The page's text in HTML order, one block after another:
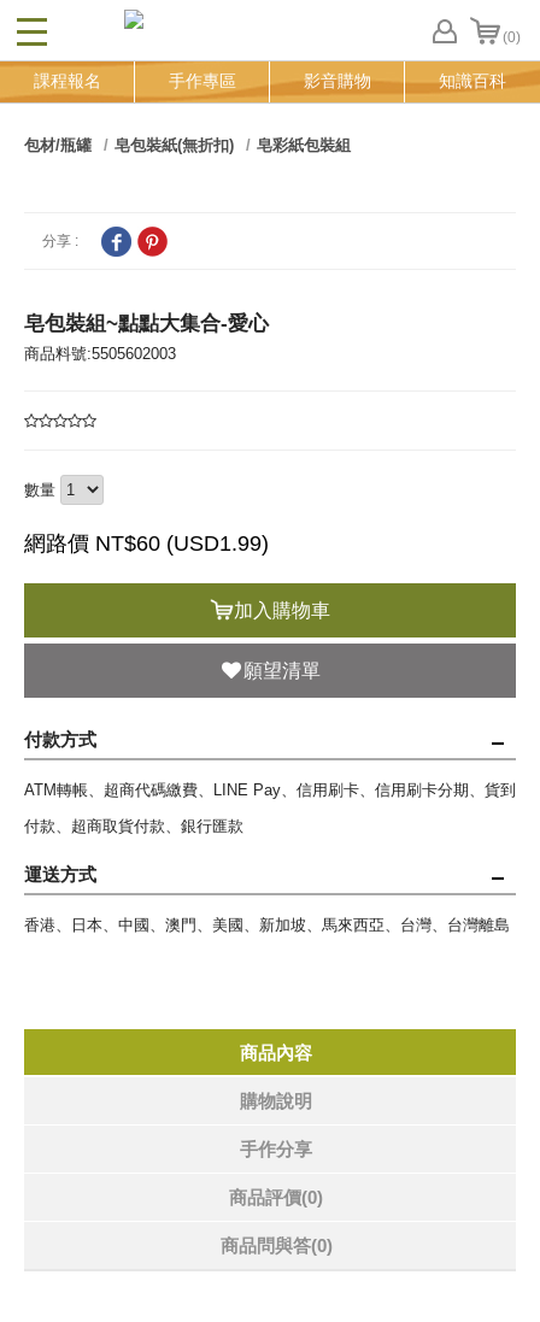
CLOSE (0)
FB
登
課程報名 手作專區 影音購物 知識百科
包材/瓶罐 皂包裝紙(無折扣) 皂彩紙包裝組
分享 :
皂包裝組~點點大集合-愛心
商品料號:5505602003
數量
網路價 NT$60 (USD1.99)
加入購物車
願望清單
付款方式
ATM轉帳、超商代碼繳費、LINE Pay、信用刷卡、信用刷卡分期、貨到
付款、超商取貨付款、銀行匯款
運送方式
香港、日本、中國、澳門、美國、新加坡、馬來西亞、台灣、台灣離島
商品內容
購物說明
手作分享
商品評價(0)
商品問與答(0)